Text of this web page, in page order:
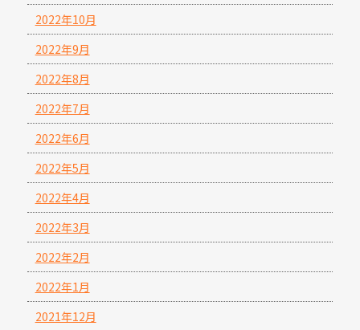
2022年10月
2022年9月
2022年8月
2022年7月
2022年6月
2022年5月
2022年4月
2022年3月
2022年2月
2022年1月
2021年12月